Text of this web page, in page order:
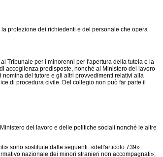
protezione dei richiedenti e del personale che opera
Tribunale per i minorenni per l'apertura della tutela e la
accoglienza predisposte, nonchè al Ministero del lavoro
del tutore e gli altri provvedimenti relativi alla
di procedura civile. Del collegio non può far parte il
del lavoro e delle politiche sociali nonchè le altre
sono sostituite dalle seguenti: «dell'articolo 739»
nazionale dei minori stranieri non accompagnati»;